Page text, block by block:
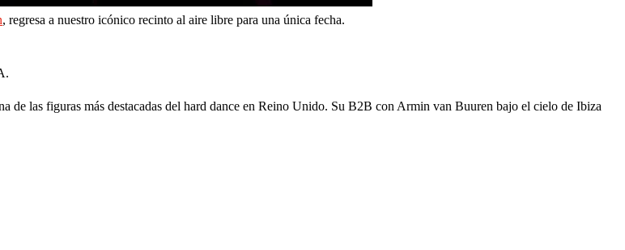
, regresa a nuestro icónico recinto al aire libre para una única fecha.
de las figuras más destacadas del hard dance en Reino Unido. Su B2B con Armin van Buuren bajo el cielo de Ibiza